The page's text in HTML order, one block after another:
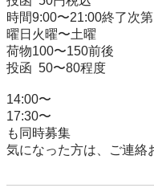
時間9:00〜21:00終了次第
曜日火曜〜土曜
荷物100〜150前後
投函  50〜80程度
14:00〜
17:30〜
も同時募集